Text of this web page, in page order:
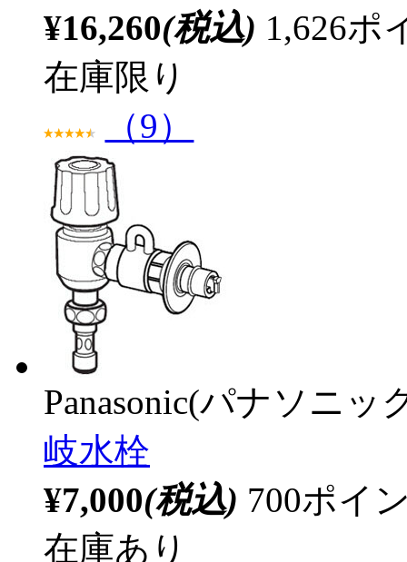
¥16,260(税込) 1,626ポ
在庫限り
（9）
Panasonic(パナソニッ
岐水栓
¥7,000(税込) 700ポイ
在庫あり